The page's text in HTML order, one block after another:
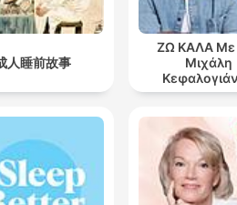
que habías dejado
El mundo se
inmersivo y cálido,
cada bucle de lluvia
todo lo que te
en silencio. Y algo en
a transformarse.
en Descanso Con
人睡前故事
ΖΩ ΚΑΛΑ Με
Μιχάλη